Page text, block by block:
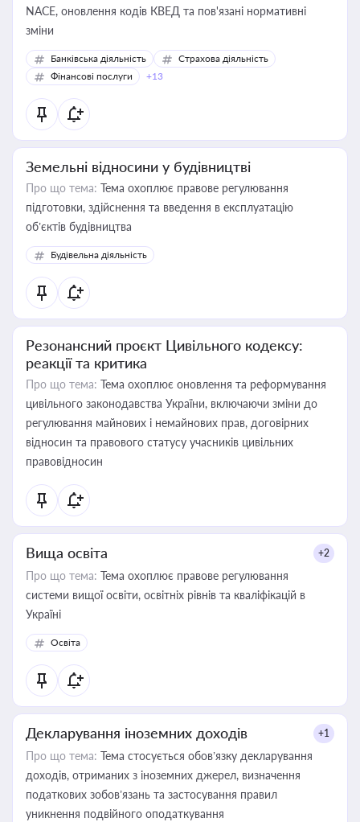
NACE, оновлення кодів КВЕД та пов'язані нормативні
зміни
Банківська діяльність
Страхова діяльність
Фінансові послуги
+13
Земельні відносини у будівництві
Про що тема: Тема охоплює правове регулювання
підготовки, здійснення та введення в експлуатацію
об’єктів будівництва
Будівельна діяльність
Резонансний проєкт Цивільного кодексу:
реакції та критика
Про що тема: Тема охоплює оновлення та реформування
цивільного законодавства України, включаючи зміни до
регулювання майнових і немайнових прав, договірних
відносин та правового статусу учасників цивільних
правовідносин
Вища освіта +2
Про що тема: Тема охоплює правове регулювання
системи вищої освіти, освітніх рівнів та кваліфікацій в
Україні
Освіта
Декларування іноземних доходів +1
Про що тема: Тема стосується обов’язку декларування
доходів, отриманих з іноземних джерел, визначення
податкових зобов’язань та застосування правил
уникнення подвійного оподаткування